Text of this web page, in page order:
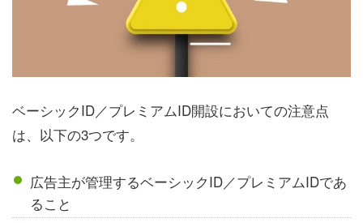
ベーシックID／プレミアムID開設においての注意点
は、以下の3つです。
広告主が管理するベーシックID／プレミアムIDであ
ること